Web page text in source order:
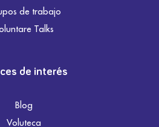
de trabajo
Talks
de interés
Blog
Voluteca